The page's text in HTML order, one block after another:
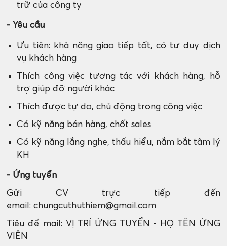
trữ của công ty
- Yêu cầu
Ưu tiên: khả năng giao tiếp tốt, có tư duy dịch
vụ khách hàng
Thích công việc tương tác với khách hàng, hỗ
trợ giúp đỡ người khác
Thích được tự do, chủ động trong công việc
Có kỹ năng bán hàng, chốt sales
Có kỹ năng lắng nghe, thấu hiểu, nắm bắt tâm lý
KH
- Ứng tuyển
Gửi CV trực tiếp đến
email: chungcuthuthiem@gmail.com
Tiêu để mail: VỊ TRÍ ỨNG TUYỂN - HỌ TÊN ỨNG
VIÊN